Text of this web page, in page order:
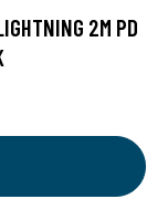
2M PD